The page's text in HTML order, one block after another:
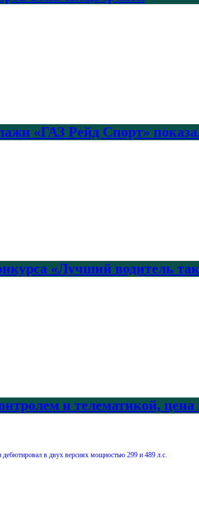
«ГАЗ Рейд Спорт»
«Лучший водитель
и телематикой, цена
в двух версиях мощностью 299 и 489 л.с.